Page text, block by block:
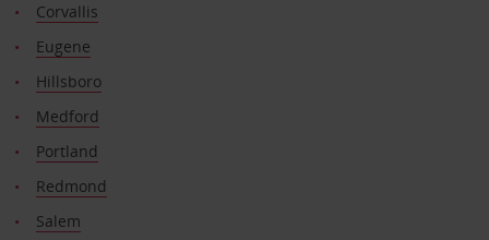
Corvallis
Eugene
Hillsboro
Medford
Portland
Redmond
Salem